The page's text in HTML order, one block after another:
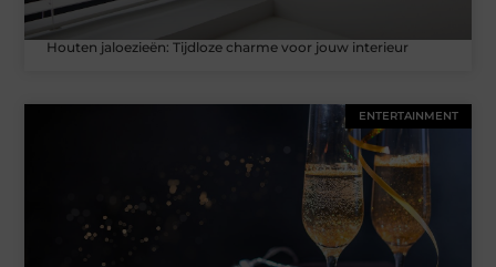
Houten jaloezieën: Tijdloze charme voor jouw interieur
ENTERTAINMENT